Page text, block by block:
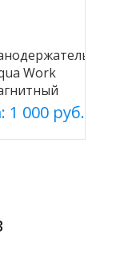
Work
белый
1 000 руб.